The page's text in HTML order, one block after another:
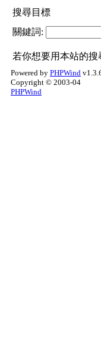
搜尋目標
關鍵詞:
若你想要用本站的
Powered by PHPWind
Copyright © 2003-04
PHPWind